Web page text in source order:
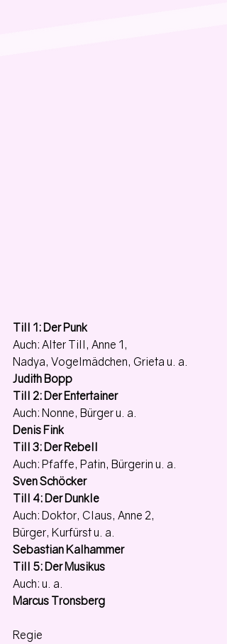
Till 1: Der Punk
Auch: Alter Till, Anne 1,
Nadya, Vogelmädchen, Grieta u. a.
Judith Bopp
Till 2: Der Entertainer
Auch: Nonne, Bürger u. a.
Denis Fink
Till 3: Der Rebell
Auch: Pfaffe, Patin, Bürgerin u. a.
Sven Schöcker
Till 4: Der Dunkle
Auch: Doktor, Claus, Anne 2,
Bürger, Kurfürst u. a.
Sebastian Kalhammer
Till 5: Der Musikus
Auch: u. a.
Marcus Tronsberg
Regie